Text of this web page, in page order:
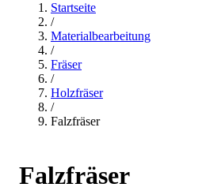
Startseite
/
Materialbearbeitung
/
Fräser
/
Holzfräser
/
Falzfräser
Falzfräser